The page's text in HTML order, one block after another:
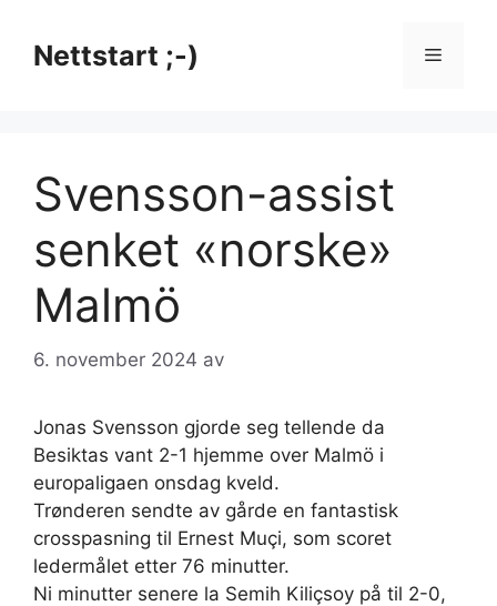
innholdNettstart ;-) Meny
Svensson-assist
senket «norske»
Malmö
6. november 2024 av
Jonas Svensson gjorde seg tellende da
Besiktas vant 2-1 hjemme over Malmö i
europaligaen onsdag kveld.
Trønderen sendte av gårde en fantastisk
crosspasning til Ernest Muçi, som scoret
ledermålet etter 76 minutter.
Ni minutter senere la Semih Kiliçsoy på til 2-0,